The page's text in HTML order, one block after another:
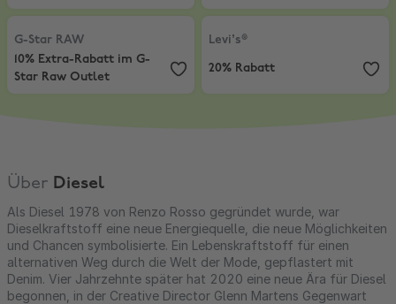
mindestens 2 Artiklen
G-Star RAW
10% Extra-Rabatt im G-Star Raw Outlet
G-Star RAW
10% Extra-Rabatt im G-
Star Raw Outlet
Levi’s®
Levi’s®
20% Rabatt
Über Diesel
Als Diesel 1978 von Renzo Rosso gegründet wurde, war
Dieselkraftstoff eine neue Energiequelle, die neue Möglichkeiten
und Chancen symbolisierte. Ein Lebenskraftstoff für einen
alternativen Weg durch die Welt der Mode, gepflastert mit
Denim. Vier Jahrzehnte später hat 2020 eine neue Ära für Diesel
begonnen, in der Creative Director Glenn Martens Gegenwart